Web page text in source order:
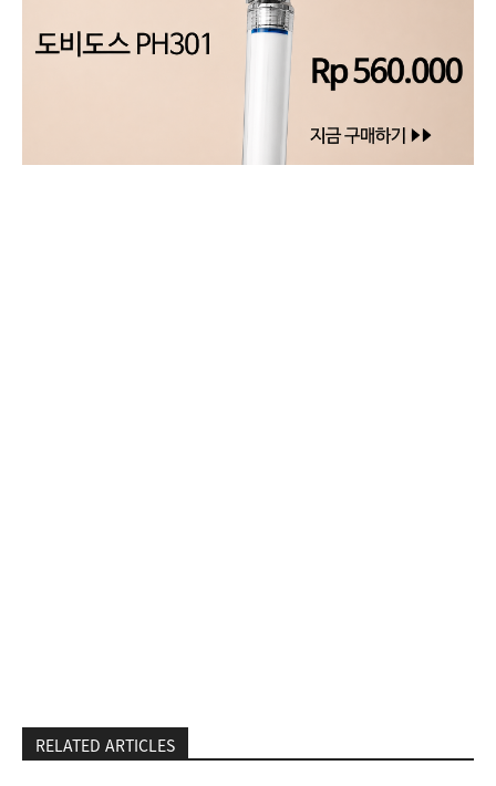
RELATED ARTICLES